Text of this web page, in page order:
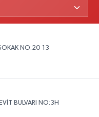
NO:20 13
BULVARI NO:3H